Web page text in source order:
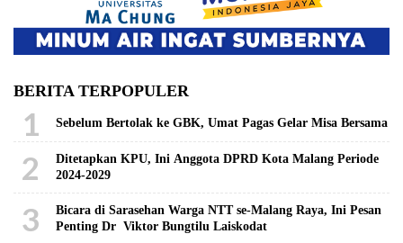
BERITA TERPOPULER
1 Sebelum Bertolak ke GBK, Umat Pagas Gelar Misa Bersama
2
Ditetapkan KPU, Ini Anggota DPRD Kota Malang Periode
2024-2029
3
Bicara di Sarasehan Warga NTT se-Malang Raya, Ini Pesan
Penting Dr Viktor Bungtilu Laiskodat